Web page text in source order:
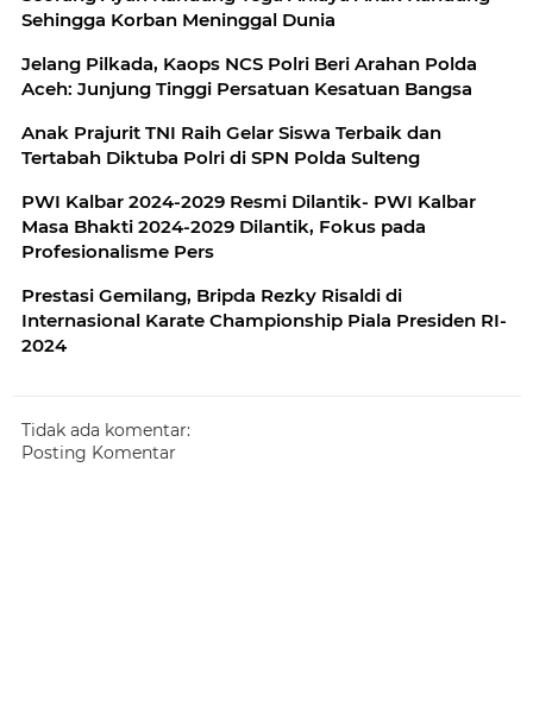
Sehingga Korban Meninggal Dunia
Jelang Pilkada, Kaops NCS Polri Beri Arahan Polda
Aceh: Junjung Tinggi Persatuan Kesatuan Bangsa
Anak Prajurit TNI Raih Gelar Siswa Terbaik dan
Tertabah Diktuba Polri di SPN Polda Sulteng
PWI Kalbar 2024-2029 Resmi Dilantik- PWI Kalbar
Masa Bhakti 2024-2029 Dilantik, Fokus pada
Profesionalisme Pers
Prestasi Gemilang, Bripda Rezky Risaldi di
Internasional Karate Championship Piala Presiden RI-
2024
Tidak ada komentar:
Posting Komentar